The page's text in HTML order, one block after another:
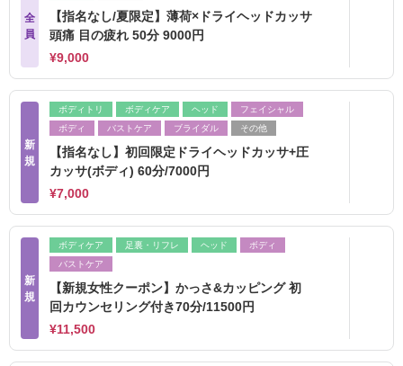
全
員
【指名なし/夏限定】薄荷×ドライヘッドカッサ
頭痛 目の疲れ 50分 9000円
¥9,000
新
規
ボディトリ ボディケア ヘッド
フェイシャル
ボディ
バストケア ブライダル その他
【指名なし】初回限定ドライヘッドカッサ+圧
カッサ(ボディ) 60分/7000円
¥7,000
新
規
ボディケア 足裏・リフレ ヘッド
ボディ
バストケア
【新規女性クーポン】かっさ&カッピング 初
回カウンセリング付き70分/11500円
¥11,500